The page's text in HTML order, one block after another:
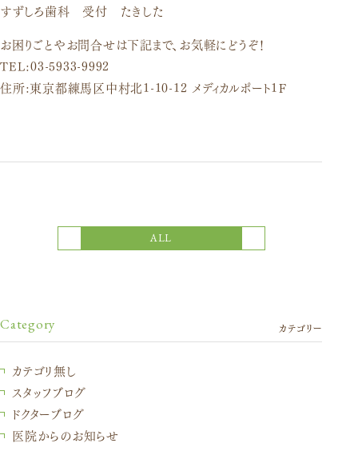
すずしろ歯科 受付 たきした
お困りごとやお問合せは下記まで、お気軽にどうぞ！
TEL:03-5933-9992
住所:東京都練馬区中村北1-10-12 メディカルポート1Ｆ
ALL
Category カテゴリー
カテゴリ無し
スタッフブログ
ドクターブログ
医院からのお知らせ